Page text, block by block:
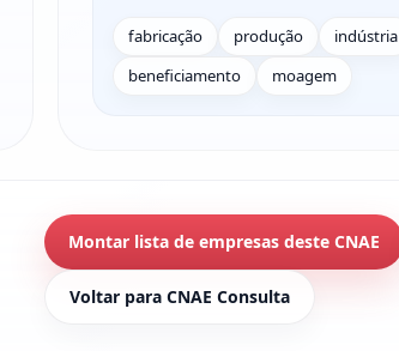
fabricação produção indústria
beneficiamento
moagem
Montar lista de empresas deste CNAE
Voltar para CNAE Consulta